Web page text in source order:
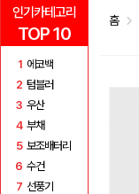
인기카테고리
TOP 10
1 에코백
2 텀블러
3 우산
4 부채
5 보조배터리
6 수건
7 선풍기
홈